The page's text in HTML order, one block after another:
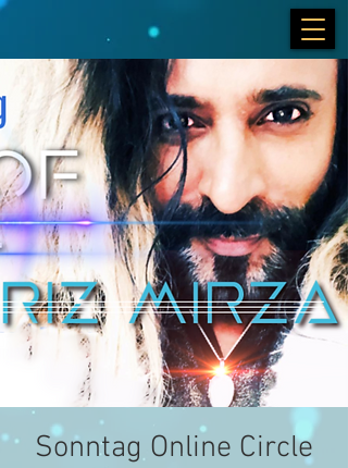
Sonntag Online Circle